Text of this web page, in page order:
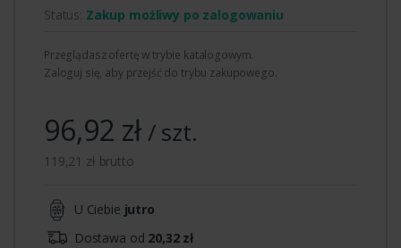
Status: Zakup możliwy po zalogowaniu
Przeglądasz ofertę w trybie katalogowym.
Zaloguj się, aby przejść do trybu zakupowego.
96,92 zł/ szt.
119,21 zł brutto
U Ciebie jutro
Dostawa od 20,32 zł